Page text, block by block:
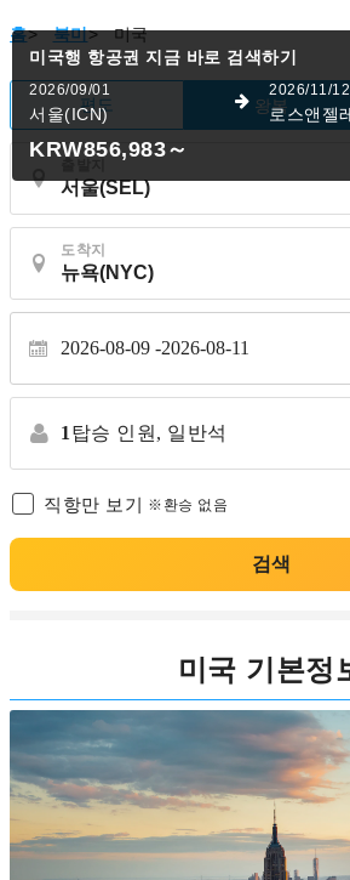
홈> 북미> 미국
편도 왕복
도착지
2026-08-09 2026-08-11
1 탑승 인원, 일반석
직항만 보기 ※환승 없음
검색
미국행 항공권 지금 바로 검색하기
2026/09/01
서울(ICN)
2026/11/12
로스앤젤
KRW856,983～
미국 기본정